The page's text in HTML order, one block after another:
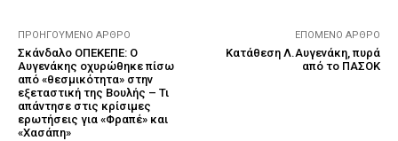
ΠΡΟΗΓΟΎΜΕΝΟ ΆΡΘΡΟ
Σκάνδαλο ΟΠΕΚΕΠΕ: Ο
Αυγενάκης οχυρώθηκε πίσω
από «θεσμικότητα» στην
εξεταστική της Βουλής – Τι
απάντησε στις κρίσιμες
ερωτήσεις για «Φραπέ» και
«Χασάπη»
ΕΠΌΜΕΝΟ ΆΡΘΡΟ
Κατάθεση Λ.Αυγενάκη, πυρά
από το ΠΑΣΟΚ